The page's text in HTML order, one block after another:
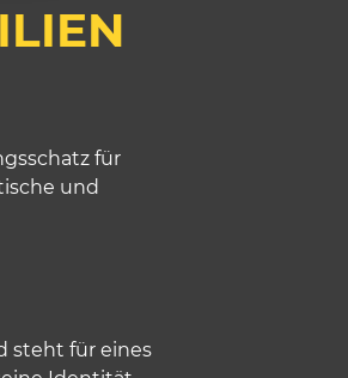
für
und
steht für eines